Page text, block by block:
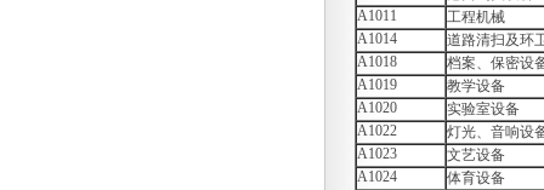
A1011
工程机械
A1014
道路清扫及环
A1018
档案、保密设
A1019
教学设备
A1020
实验室设备
A1022
灯光、音响设
A1023
文艺设备
A1024
体育设备